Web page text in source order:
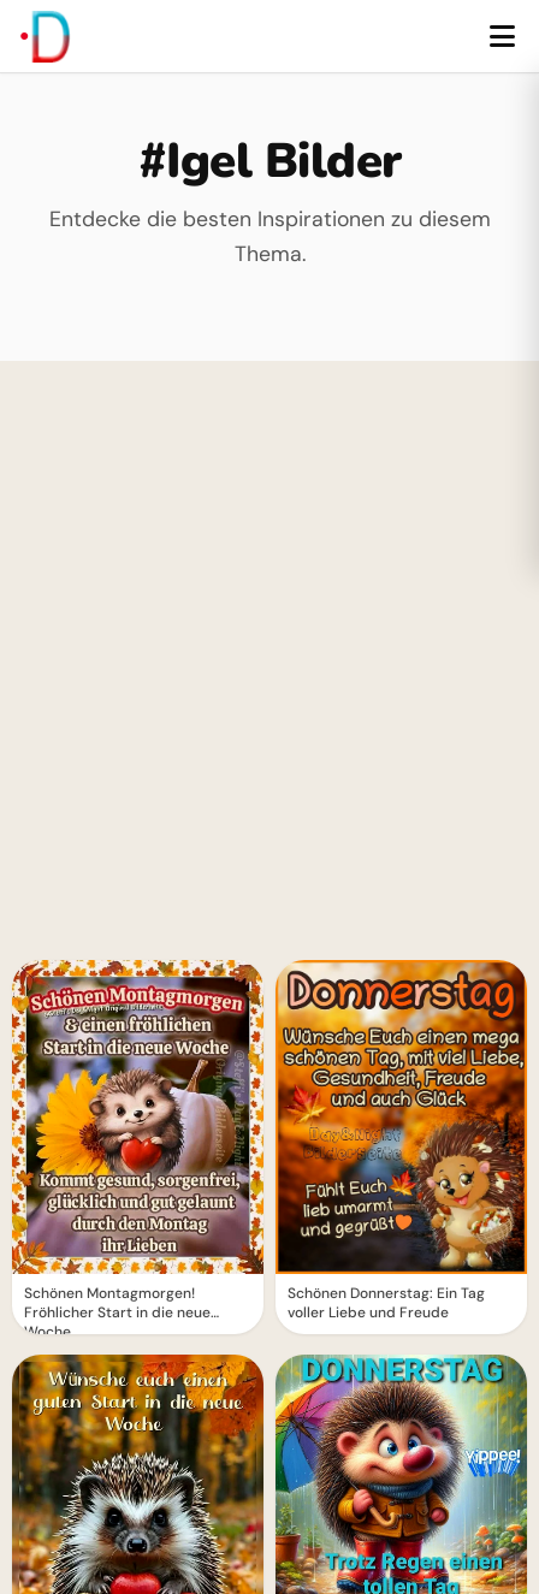
#Igel Bilder
Entdecke die besten Inspirationen zu diesem
Thema.
Schönen Montagmorgen!
Fröhlicher Start in die neue
Woche
Schönen Donnerstag: Ein Tag
voller Liebe und Freude